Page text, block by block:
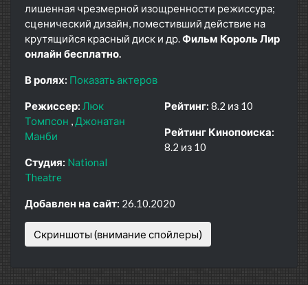
лишенная чрезмерной изощренности режиссура;
сценический дизайн, поместивший действие на
крутящийся красный диск и др.Фильм Король Лир
онлайн бесплатно.
В ролях: Показать актеров
Режиссер: Люк
Томпсон
Джонатан
Манби
Студия: National
Theatre
Рейтинг: 8.2 из 10
Рейтинг Кинопоиска:
8.2 из 10
Добавлен на сайт: 26.10.2020
Скриншоты (внимание спойлеры)